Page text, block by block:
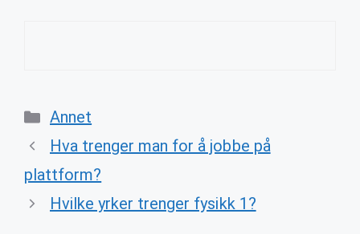
Categories
Annet
Hva trenger man for å jobbe på
plattform?
Hvilke yrker trenger fysikk 1?